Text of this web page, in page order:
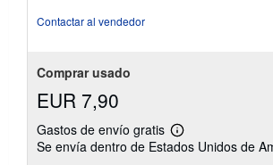
Contactar al vendedor
Comprar usado
EUR 7,90
Gastos de envío gratis
Más
información
Se envía dentro de Estados Unidos de